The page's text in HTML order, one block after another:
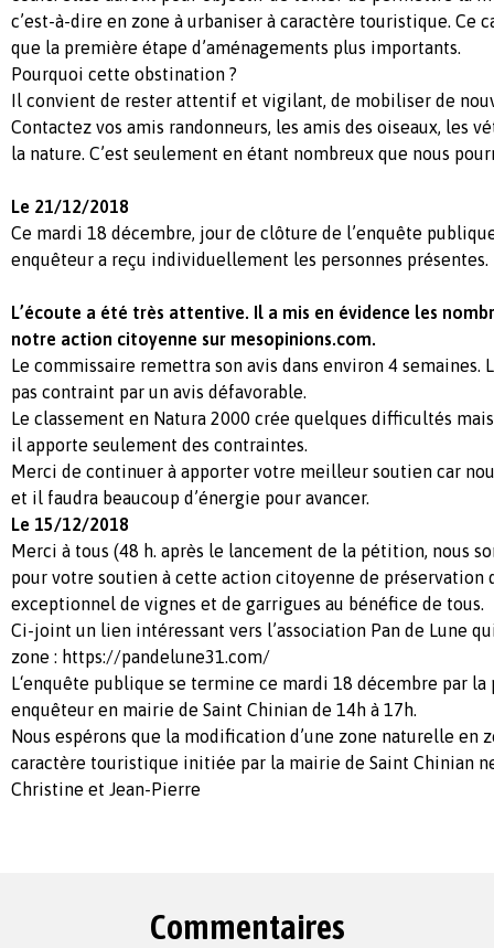
c’est-à-dire en zone à urbaniser à caractère touristique. Ce
que la première étape d’aménagements plus importants.
Pourquoi cette obstination ?
Il convient de rester attentif et vigilant, de mobiliser de
Contactez vos amis randonneurs, les amis des oiseaux, les
la nature. C’est seulement en étant nombreux que nous
Le 21/12/2018
Ce mardi 18 décembre, jour de clôture de l’enquête
enquêteur a reçu individuellement les personnes présentes.
L’écoute a été très attentive. Il a mis en évidence les
notre action citoyenne sur mesopinions.com.
Le commissaire remettra son avis dans environ 4 semaines.
pas contraint par un avis défavorable.
Le classement en Natura 2000 crée quelques difficultés
il apporte seulement des contraintes.
Merci de continuer à apporter votre meilleur soutien car
et il faudra beaucoup d’énergie pour avancer.
Le 15/12/2018
Merci à tous (48 h. après le lancement de la pétition, nous
pour votre soutien à cette action citoyenne de préservation
exceptionnel de vignes et de garrigues au bénéfice de tous.
Ci-joint un lien intéressant vers l’association Pan de Lune
zone : https://pandelune31.com/
L‘enquête publique se termine ce mardi 18 décembre par
enquêteur en mairie de Saint Chinian de 14h à 17h.
Nous espérons que la modification d’une zone naturelle en
caractère touristique initiée par la mairie de Saint Chinian
Christine et Jean-Pierre
Commentaires